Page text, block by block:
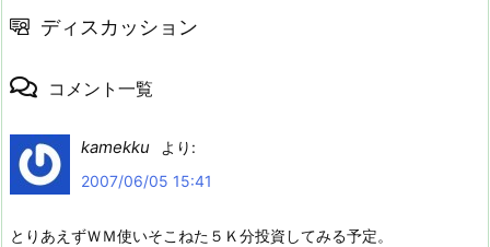
ディスカッション
コメント一覧
kamekku
より:
2007/06/05 15:41
とりあえずＷＭ使いそこねた５Ｋ分投資してみる予定。